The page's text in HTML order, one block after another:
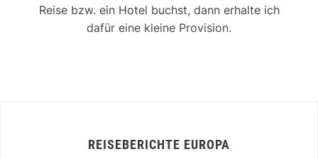
Reise bzw. ein Hotel buchst, dann erhalte ich
dafür eine kleine Provision.
REISEBERICHTE EUROPA